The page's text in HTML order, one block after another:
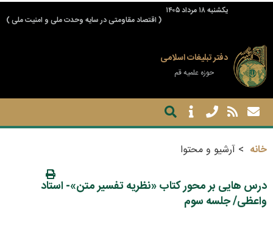
يكشنبه ۱۸ مرداد ۱۴۰۵
( اقتصاد مقاومتی در سایه وحدت ملی و امنیت ملی )
دفتر تبلیغات اسلامی
حوزه علمیه قم
خانه آرشیو و محتوا
درس هایی بر محور کتاب «نظریه تفسیر متن»- استاد
واعظی/ جلسه سوم